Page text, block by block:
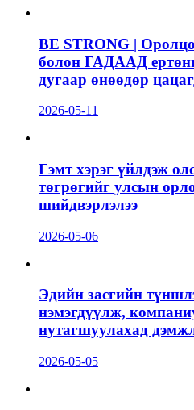
BE STRONG |
болон ГАДААД
дугаар өнөөдөр
2026-05-11
Гэмт хэрэг үйлдэж
төгрөгийг улсын
шийдвэрлэлээ
2026-05-06
Эдийн засгийн
нэмэгдүүлж,
нутагшуулахад
2026-05-05